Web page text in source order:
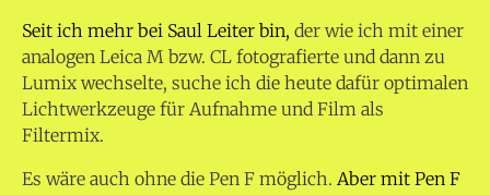
Seit ich mehr bei Saul Leiter bin, der wie ich mit einer
analogen Leica M bzw. CL fotografierte und dann zu
Lumix wechselte, suche ich die heute dafür optimalen
Lichtwerkzeuge für Aufnahme und Film als
Filtermix.
Es wäre auch ohne die Pen F möglich. Aber mit Pen F